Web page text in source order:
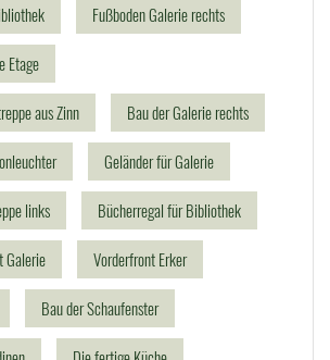
Fußboden Galerie rechts
Etage
aus Zinn Bau der Galerie rechts
Geländer für Galerie
links Bücherregal für Bibliothek
Galerie Vorderfront Erker
Bau der Schaufenster